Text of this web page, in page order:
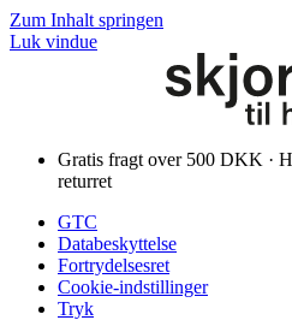
Zum Inhalt springen
Luk vindue
Gratis fragt over 500 DKK ·
returret
GTC
Databeskyttelse
Fortrydelsesret
Cookie-indstillinger
Tryk